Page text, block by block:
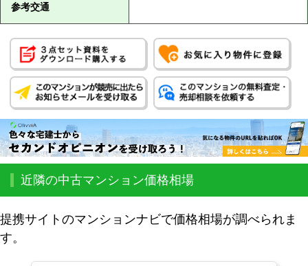
参考交通
近隣の中古マンション価格相場
提携サイトのマンションナビで価格相場が調べられま
す。